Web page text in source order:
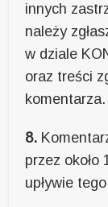
innych
należy
w dziale
oraz treści
komentarza.
8.
przez około
upływie